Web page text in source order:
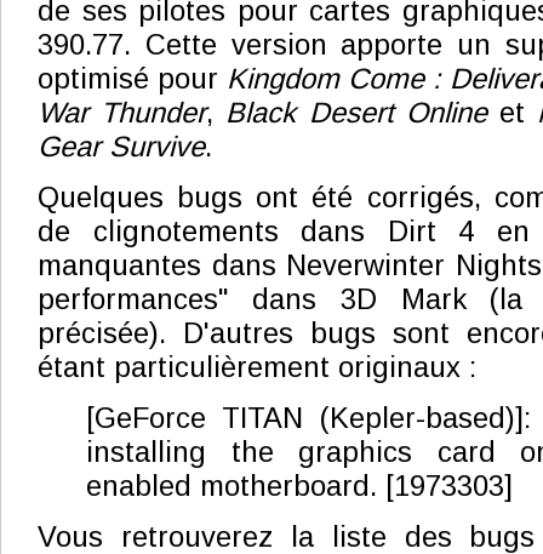
de ses pilotes pour cartes
390.77. Cette version apporte un
optimisé pour Kingdom Come :
War Thunder, Black Desert Onlineet
Gear Survive.
Quelques bugs ont été corrigés,
de clignotements dans Dirt 4 en
manquantes dans Neverwinter
performances" dans 3D Mark
précisée). D'autres bugs sont
étant particulièrement originaux :
[GeForce TITAN (Kepler-
installing the graphics card
enabled motherboard. [1973303]
Vous retrouverez la liste des